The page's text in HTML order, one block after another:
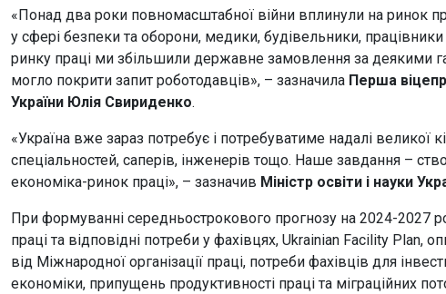
«Понад два роки повномасштабної війни вплинули на ринок
у сфері безпеки та оборони, медики, будівельники,
ринку праці ми збільшили державне замовлення за деякими
могло покрити запит роботодавців», – зазначила Перша
України Юлія Свириденко.
«Україна вже зараз потребує і потребуватиме надалі великої
спеціальностей, саперів, інженерів тощо. Наше завдання –
економіка-ринок праці», – зазначив Міністр освіти і науки
При формуванні середньострокового прогнозу на 2024-2027
праці та відповідні потреби у фахівцях, Ukrainian Facility Plan,
від Міжнародної організації праці, потреби фахівців для
економіки, припущень продуктивності праці та міграційних